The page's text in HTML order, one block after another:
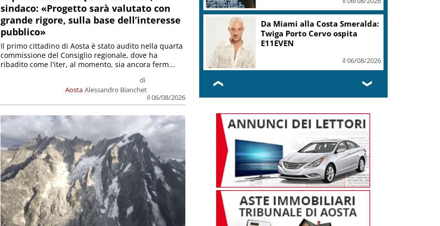
sindaco: «Progetto sarà valutato con
grande rigore, sulla base dell’interesse
pubblico»
Aosta
di
Alessandro Bianchet
il 06/08/2026
Il primo cittadino di Aosta è stato audito nella quarta
commissione del Consiglio regionale, dove ha
ribadito come l'iter, al momento, sia ancora ferm...
Da Miami alla Costa Smeralda:
Twiga Porto Cervo ospita
E11EVEN
il 06/08/2026
❮ ❯